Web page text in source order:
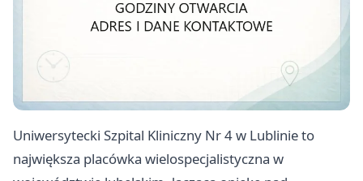
Uniwersytecki Szpital Kliniczny Nr 4 w Lublinie to
największa placówka wielospecjalistyczna w